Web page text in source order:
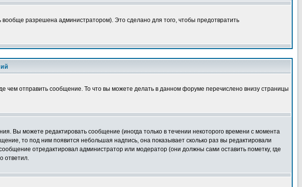
разрешена администратором). Это сделано для того, чтобы предотвратить
чем отправить сообщение. То что вы можете делать в данном форуме перечислено внизу страницы
Вы можете редактировать сообщение (иногда только в течении некоторого времени с момента
то под ним появится небольшая надпись, она показывает сколько раз вы редактировали
отредактировал администратор или модератор (они должны сами оставить пометку, где
ответил.